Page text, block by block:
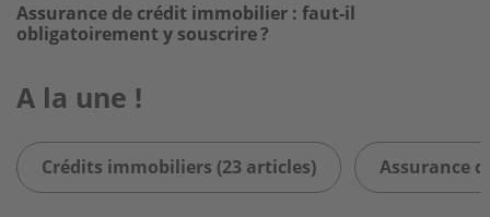
Assurance de crédit immobilier : faut-il
obligatoirement y souscrire ?
A la une !
Crédits immobiliers (23 articles) Assurance